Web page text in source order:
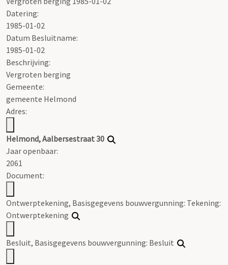
Datering:
1985-01-02
Datum Besluitname:
1985-01-02
Beschrijving:
Vergroten berging
Gemeente:
gemeente Helmond
Adres:
Helmond, Aalbersestraat 30
Jaar openbaar:
2061
Document:
Ontwerptekening, Basisgegevens bouwvergunning: Tekening:
Ontwerptekening
Besluit, Basisgegevens bouwvergunning: Besluit